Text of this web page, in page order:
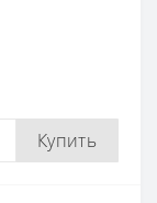
Купить